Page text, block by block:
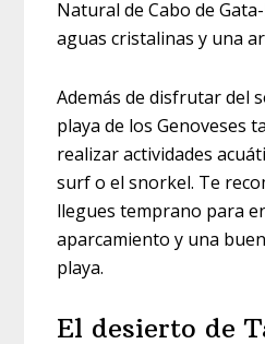
Natural de Cabo de
aguas cristalinas y una
Además de disfrutar del
playa de los Genoveses
realizar actividades
surf o el snorkel. Te
llegues temprano para
aparcamiento y una
playa.
El desierto de